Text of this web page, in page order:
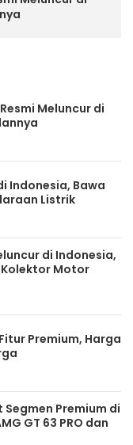
Meluncur di
Indonesia, Bawa
Listrik
di Indonesia,
Motor
Premium, Harga
Premium di
GT 63 PRO dan